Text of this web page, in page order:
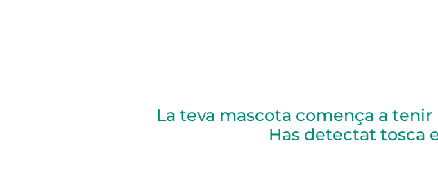
La teva mascota comença a
Has detectat tosca